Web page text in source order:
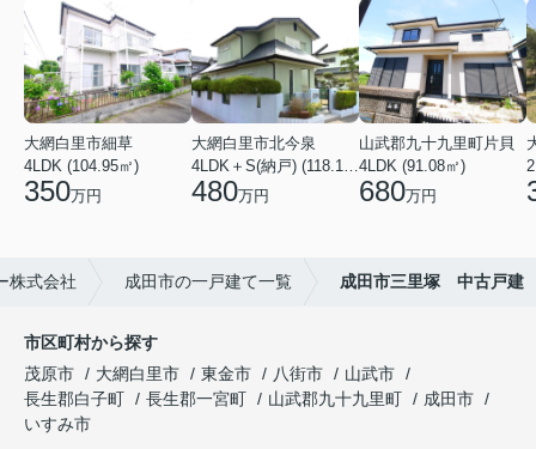
大網白里市細草
4LDK (104.95㎡)
350万円
大網白里市北今泉
480万円
山武郡九十九里町片貝
4LDK (91.08㎡)
680万円
株式会社 成田市の一戸建て一覧 成田市三里塚 中古戸建
市区町村から探す
茂原市
大網白里市 東金市 八街市
山武市
長生郡白子町
長生郡一宮町 山武郡九十九里町
成田市
いすみ市